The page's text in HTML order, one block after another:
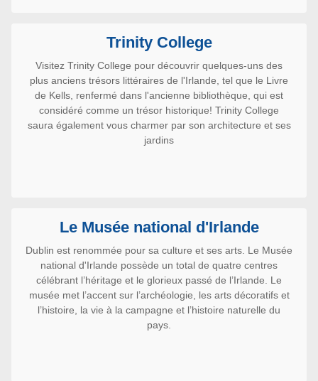
Trinity College
Visitez Trinity College pour découvrir quelques-uns des
plus anciens trésors littéraires de l'Irlande, tel que le Livre
de Kells, renfermé dans l'ancienne bibliothèque, qui est
considéré comme un trésor historique! Trinity College
saura également vous charmer par son architecture et ses
jardins
Le Musée national d'Irlande
Dublin est renommée pour sa culture et ses arts. Le Musée
national d'Irlande possède un total de quatre centres
célébrant l’héritage et le glorieux passé de l’Irlande. Le
musée met l’accent sur l’archéologie, les arts décoratifs et
l’histoire, la vie à la campagne et l’histoire naturelle du
pays.